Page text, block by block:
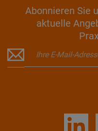
Abonnieren Sie
aktuelle